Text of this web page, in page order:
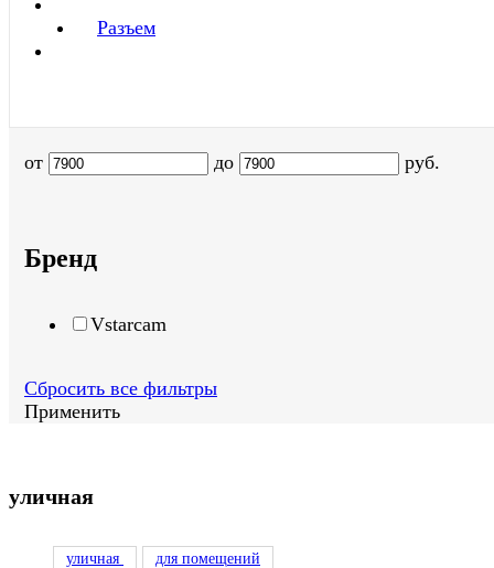
Разъем
от до руб.
Бренд
Vstarcam
Сбросить все фильтры
Применить
уличная
уличная для помещений